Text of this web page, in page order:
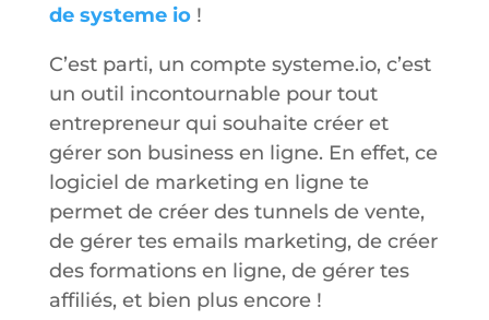
de systeme io!
C’est parti, un compte systeme.io, c’est
un outil incontournable pour tout
entrepreneur qui souhaite créer et
gérer son business en ligne. En effet, ce
logiciel de marketing en ligne te
permet de créer des tunnels de vente,
de gérer tes emails marketing, de créer
des formations en ligne, de gérer tes
affiliés, et bien plus encore !